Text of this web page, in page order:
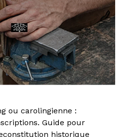
ou carolingienne :
Guide pour
historique